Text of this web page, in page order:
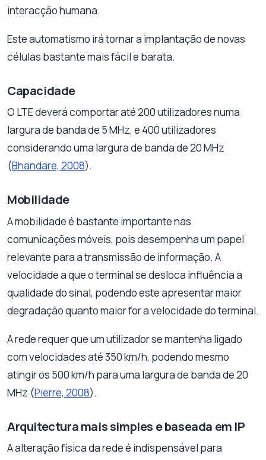
interacção humana.
Este automatismo irá tornar a implantação de novas
células bastante mais fácil e barata.
Capacidade
O LTE deverá comportar até 200 utilizadores numa
largura de banda de 5 MHz, e 400 utilizadores
considerando uma largura de banda de 20 MHz
(Bhandare, 2008).
Mobilidade
A mobilidade é bastante importante nas
comunicações móveis, pois desempenha um papel
relevante para a transmissão de informação. A
velocidade a que o terminal se desloca influência a
qualidade do sinal, podendo este apresentar maior
degradação quanto maior for a velocidade do terminal.
A rede requer que um utilizador se mantenha ligado
com velocidades até 350 km/h, podendo mesmo
atingir os 500 km/h para uma largura de banda de 20
MHz (Pierre, 2008).
Arquitectura mais simples e baseada em IP
A alteração física da rede é indispensável para